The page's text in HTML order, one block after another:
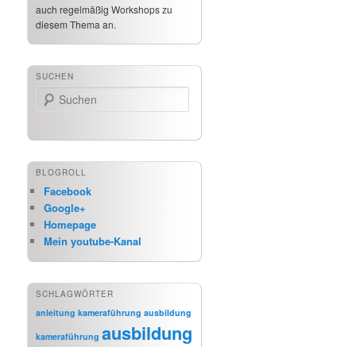
auch regelmäßig Workshops zu
diesem Thema an.
SUCHEN
Suchen
BLOGROLL
Facebook
Google+
Homepage
Mein youtube-Kanal
SCHLAGWÖRTER
anleitung kameraführung ausbildung
kameraführung ausbildung